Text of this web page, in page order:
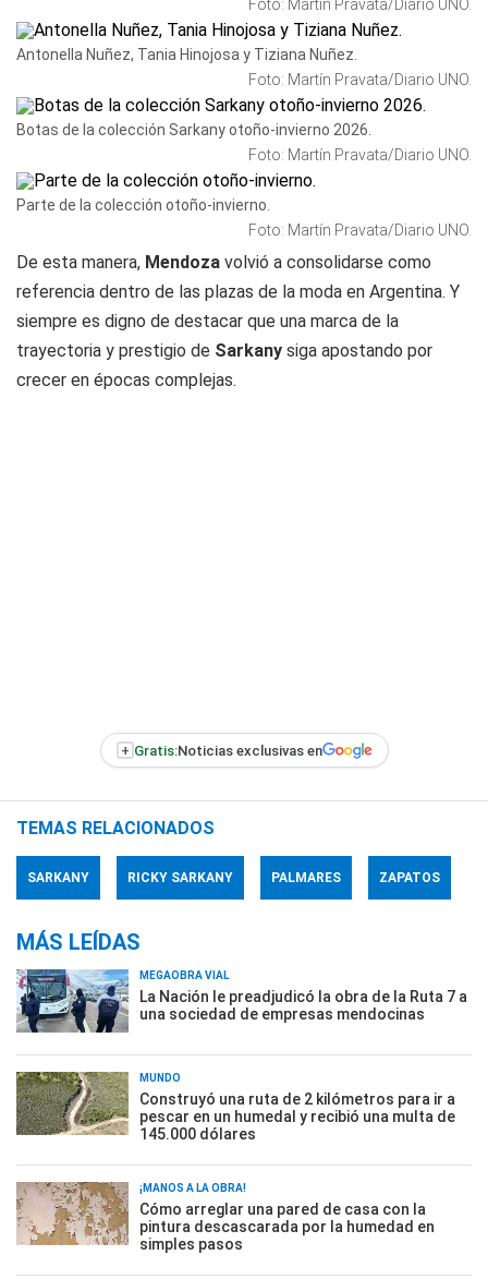
Foto: Martín Pravata/Diario UNO.
Antonella Nuñez, Tania Hinojosa y Tiziana Nuñez.
Foto: Martín Pravata/Diario UNO.
Botas de la colección Sarkany otoño-invierno 2026.
Foto: Martín Pravata/Diario UNO.
Parte de la colección otoño-invierno.
Foto: Martín Pravata/Diario UNO.
De esta manera, Mendoza volvió a consolidarse como
referencia dentro de las plazas de la moda en Argentina. Y
siempre es digno de destacar que una marca de la
trayectoria y prestigio de Sarkany siga apostando por
crecer en épocas complejas.
+ Gratis:Noticias exclusivas en
TEMAS RELACIONADOS
SARKANY RICKY SARKANY PALMARES ZAPATOS
MÁS LEÍDAS
MEGAOBRA VIAL
La Nación le preadjudicó la obra de la Ruta 7 a
una sociedad de empresas mendocinas
MUNDO
Construyó una ruta de 2 kilómetros para ir a
pescar en un humedal y recibió una multa de
145.000 dólares
¡MANOS A LA OBRA!
Cómo arreglar una pared de casa con la
pintura descascarada por la humedad en
simples pasos